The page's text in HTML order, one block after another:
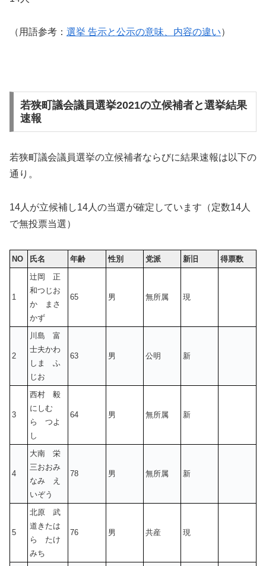
（用語参考： 選挙 告示と公示の意味、内容の違い）
若狭町議会議員選挙2021の立候補者と選挙結果
速報
若狭町議会議員選挙の立候補者ならびに結果速報は以下の
通り。
14人が立候補し14人の当選が確定しています（定数14人
で無投票当選）
NO 氏名 年齢 性別 党派 新旧 得票数
1
辻岡 正
和つじお
か まさ
かず
65 男 無所属 現
2
川島 富
士夫かわ
しま ふ
じお
63 男 公明 新
3
西村 毅
にしむ
ら つよ
し
64 男 無所属 新
4
大南 栄
三おおみ
なみ え
いぞう
78 男 無所属 新
5
北原 武
道きたは
ら たけ
みち
76 男 共産 現